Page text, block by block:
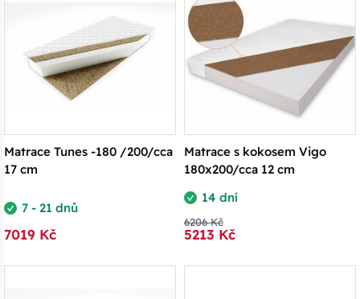
Matrace Tunes -180 /200/cca
17 cm
7 - 21 dnů
7019 Kč
Matrace s kokosem Vigo
180x200/cca 12 cm
14 dní
6206 Kč
5213 Kč